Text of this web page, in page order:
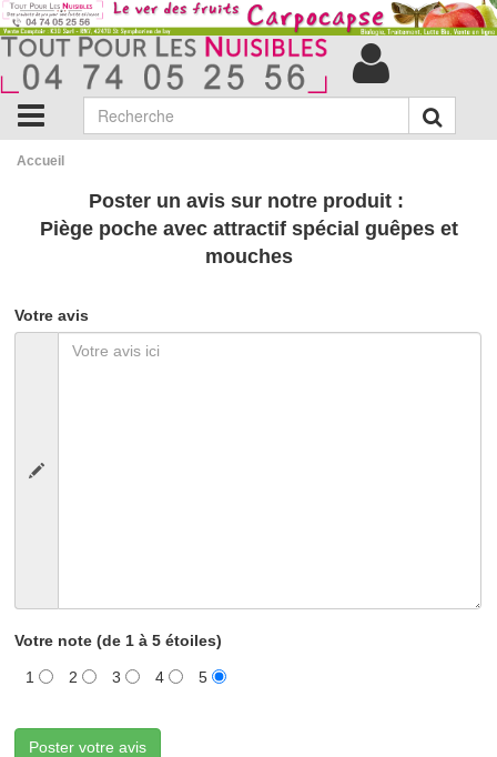
Accueil
Poster un avis sur notre produit :
Piège poche avec attractif spécial guêpes et
mouches
Votre avis
Votre note (de 1 à 5 étoiles)
1 2 3 4 5
Poster votre avis